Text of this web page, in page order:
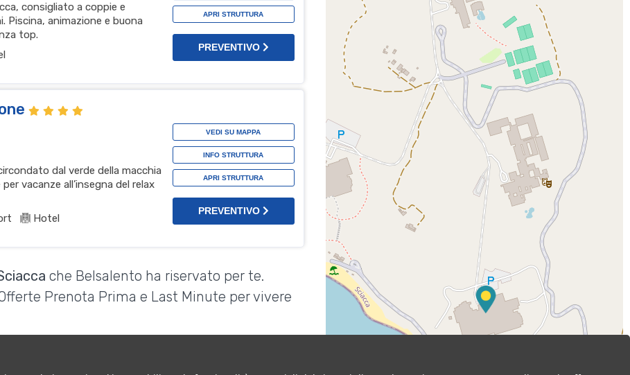
consigliato a coppie e
Piscina, animazione e buona
top.
APRI STRUTTURA
PREVENTIVO
dal verde della macchia
vacanze all’insegna del relax
Hotel
VEDI SU MAPPA
INFO STRUTTURA
APRI STRUTTURA
PREVENTIVO
che Belsalento ha riservato per te.
Prenota Prima e Last Minute per vivere